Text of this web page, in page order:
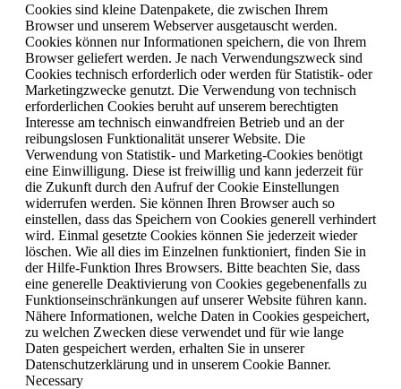
Cookies sind kleine Datenpakete, die zwischen Ihrem
Browser und unserem Webserver ausgetauscht werden.
Cookies können nur Informationen speichern, die von Ihrem
Browser geliefert werden. Je nach Verwendungszweck sind
Cookies technisch erforderlich oder werden für Statistik- oder
Marketingzwecke genutzt. Die Verwendung von technisch
erforderlichen Cookies beruht auf unserem berechtigten
Interesse am technisch einwandfreien Betrieb und an der
reibungslosen Funktionalität unserer Website. Die
Verwendung von Statistik- und Marketing-Cookies benötigt
eine Einwilligung. Diese ist freiwillig und kann jederzeit für
die Zukunft durch den Aufruf der Cookie Einstellungen
widerrufen werden. Sie können Ihren Browser auch so
einstellen, dass das Speichern von Cookies generell verhindert
wird. Einmal gesetzte Cookies können Sie jederzeit wieder
löschen. Wie all dies im Einzelnen funktioniert, finden Sie in
der Hilfe-Funktion Ihres Browsers. Bitte beachten Sie, dass
eine generelle Deaktivierung von Cookies gegebenenfalls zu
Funktionseinschränkungen auf unserer Website führen kann.
Nähere Informationen, welche Daten in Cookies gespeichert,
zu welchen Zwecken diese verwendet und für wie lange
Daten gespeichert werden, erhalten Sie in unserer
Datenschutzerklärung und in unserem Cookie Banner.
Necessary